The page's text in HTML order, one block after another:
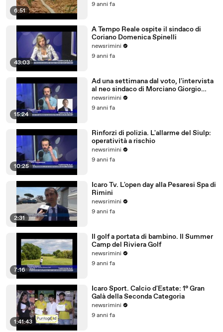
6:51
9 anni fa
43:03
A Tempo Reale ospite il sindaco di
Coriano Domenica Spinelli
newsrimini
9 anni fa
15:24
Ad una settimana dal voto, l'intervista
al neo sindaco di Morciano Giorgio
Ciotti
newsrimini
9 anni fa
10:25
Rinforzi di polizia. L'allarme del Siulp:
operatività a rischio
newsrimini
9 anni fa
2:31
Icaro Tv. L'open day alla Pesaresi Spa di
Rimini
newsrimini
9 anni fa
7:16
Il golf a portata di bambino. Il Summer
Camp del Riviera Golf
newsrimini
9 anni fa
1:41:43
Icaro Sport. Calcio d'Estate: 1° Gran
Galà della Seconda Categoria
newsrimini
9 anni fa